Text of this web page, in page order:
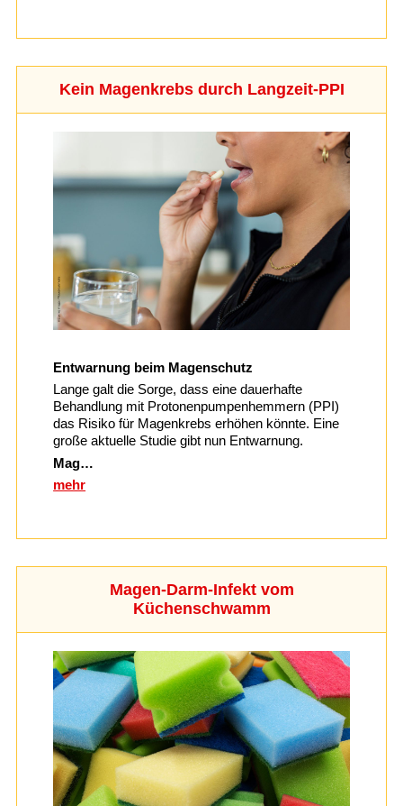
Kein Magenkrebs durch Langzeit-PPI
Entwarnung beim Magenschutz
Lange galt die Sorge, dass eine dauerhafte
Behandlung mit Protonenpumpenhemmern (PPI)
das Risiko für Magenkrebs erhöhen könnte. Eine
große aktuelle Studie gibt nun Entwarnung.
Mag…
mehr
Magen-Darm-Infekt vom
Küchenschwamm